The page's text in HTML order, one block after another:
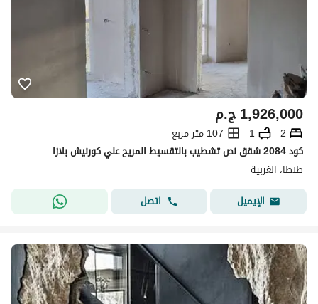
ج.م1,926,000
2
1
107 متر مربع
كود 2084 شقق نص تشطيب بالتقسيط المريح علي كورنيش بلازا
طنطا، الغربية
الإيميل
اتصل